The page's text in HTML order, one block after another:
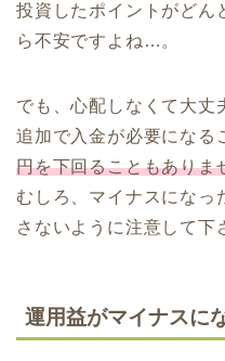
投資したポイントがどん
ら不安ですよね…。
でも、心配しなくて大丈
追加で入金が必要になる
円を下回ることもありま
むしろ、マイナスになっ
さないように注意して下
運用益がマイナスに